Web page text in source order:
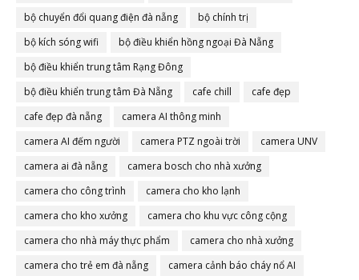
bộ chuyển đổi quang điện đà nẵng
bộ chính trị
bộ kích sóng wifi
bộ điều khiển hồng ngoại Đà Nẵng
bộ điều khiển trung tâm Rạng Đông
bộ điều khiển trung tâm Đà Nẵng
cafe chill
cafe đẹp
cafe đẹp đà nẵng
camera AI thông minh
camera AI đếm người
camera PTZ ngoài trời
camera UNV
camera ai đà nẵng
camera bosch cho nhà xưởng
camera cho công trình
camera cho kho lạnh
camera cho kho xưởng
camera cho khu vực công cộng
camera cho nhà máy thực phẩm
camera cho nhà xưởng
camera cho trẻ em đà nẵng
camera cảnh báo cháy nổ AI